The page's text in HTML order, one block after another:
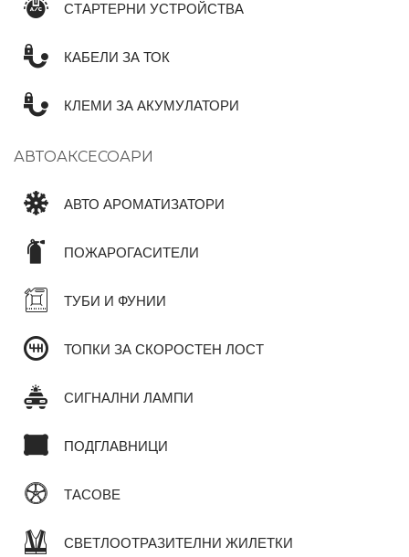
СТАРТЕРНИ УСТРОЙСТВА
КАБЕЛИ ЗА ТОК
КЛЕМИ ЗА АКУМУЛАТОРИ
АВТОАКСЕСОАРИ
АВТО АРОМАТИЗАТОРИ
ПОЖАРОГАСИТЕЛИ
ТУБИ И ФУНИИ
ТОПКИ ЗА СКОРОСТЕН ЛОСТ
СИГНАЛНИ ЛАМПИ
ПОДГЛАВНИЦИ
ТАСОВЕ
СВЕТЛООТРАЗИТЕЛНИ ЖИЛЕТКИ